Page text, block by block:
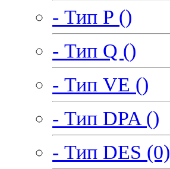
- Тип P ()
- Тип Q ()
- Тип VE ()
- Тип DPA ()
- Тип DES (0)